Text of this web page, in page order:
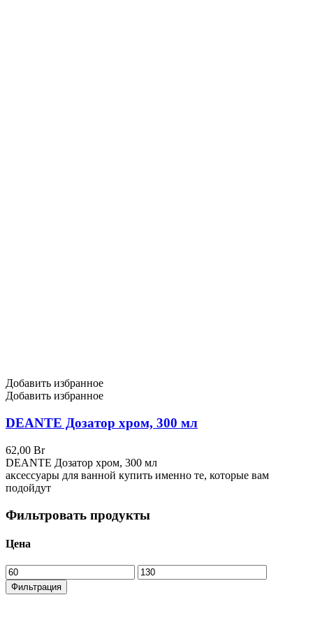
Добавить избранное
Добавить избранное
DEANTE Дозатор хром, 300 мл
62,00 Br
DEANTE Дозатор хром, 300 мл
аксессуары для ванной купить именно те, которые вам
подойдут
Фильтровать продукты
Цена
Минимальная
цена
Максимальная
цена
Фильтрация